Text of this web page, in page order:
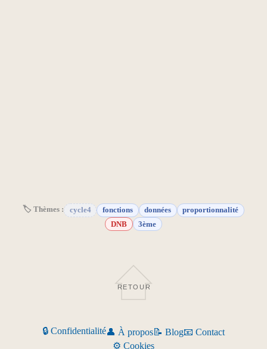
🏷 Thèmes : cycle4 fonctions données
proportionnalité
DNB
3ème
RETOUR
🔒 Confidentialité👤 À propos📝 Blog📧 Contact
⚙️ Cookies